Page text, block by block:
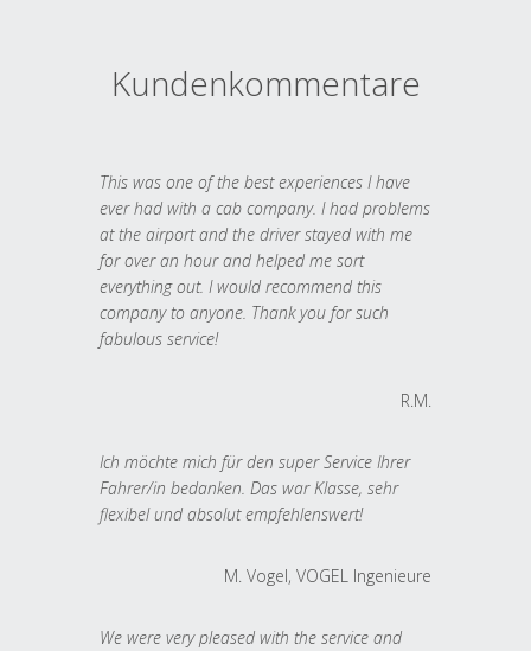
Kundenkommentare
This was one of the best experiences I have
ever had with a cab company. I had problems
at the airport and the driver stayed with me
for over an hour and helped me sort
everything out. I would recommend this
company to anyone. Thank you for such
fabulous service!
R.M.
Ich möchte mich für den super Service Ihrer
Fahrer/in bedanken. Das war Klasse, sehr
flexibel und absolut empfehlenswert!
M. Vogel, VOGEL Ingenieure
We were very pleased with the service and